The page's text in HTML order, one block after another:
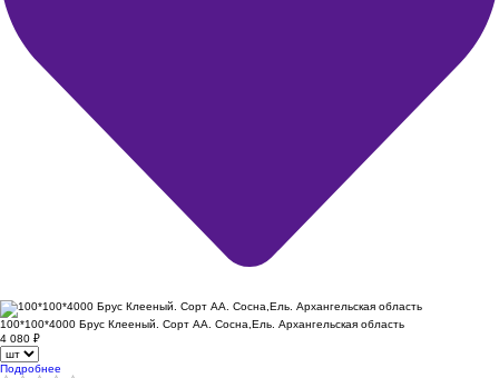
100*100*4000 Брус Клееный. Сорт АА. Сосна,Ель. Архангельская область
4 080 ₽
Подробнее